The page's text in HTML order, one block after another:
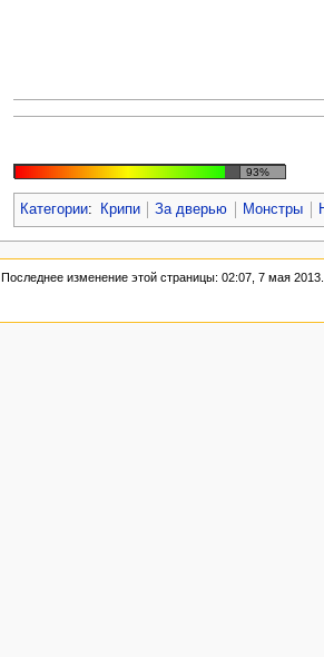
93%
Категории: Крипи За дверью Монстры
Последнее изменение этой страницы: 02:07, 7 мая 2013.